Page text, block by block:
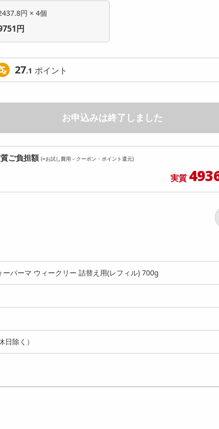
円 × 4個
円
27.1 ポイント
お申込みは終了しました
ご負担額 (=お試し費用－クーポン・ポイント還元)
実質
パーマ ウィークリー 詰替え用(レフィル) 700g
除く）